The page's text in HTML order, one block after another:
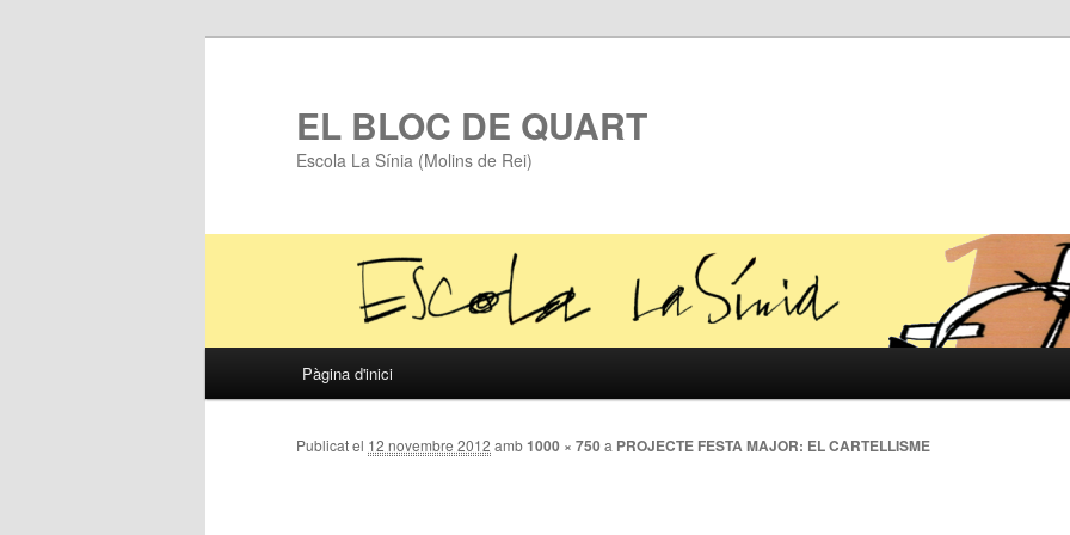
EL BLOC DE QUART
Escola La Sínia (Molins de Rei)
Aneu
al
Pàgina d'inici
Publicat el 12 novembre 2012 amb1000 × 750 a PROJECTE FESTA MAJOR: EL CARTELLISME